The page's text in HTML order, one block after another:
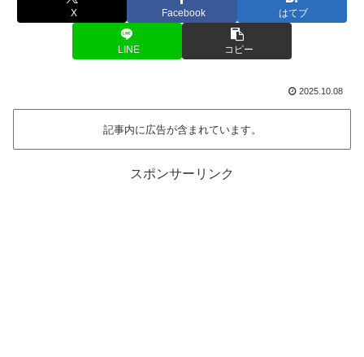
X Facebook はてブ
LINE コピー
2025.10.08
記事内に広告が含まれています。
スポンサーリンク